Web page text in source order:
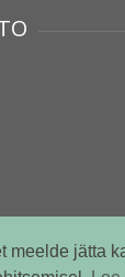
meelde jätta